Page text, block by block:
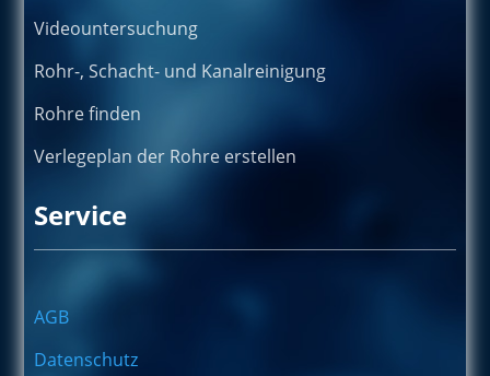
Videountersuchung
Rohr-, Schacht- und Kanalreinigung
Rohre finden
Verlegeplan der Rohre erstellen
Service
AGB
Datenschutz